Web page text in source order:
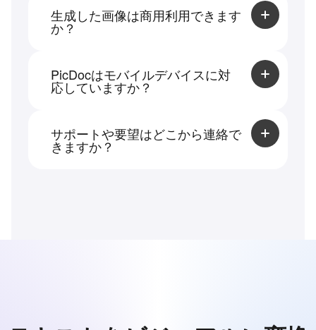
生成した画像は商用利用できます
か？
ユーザーの商用利用が許可されています。
PicDocはモバイルデバイスに対
応していますか？
用をおすすめします。
サポートや要望はどこから連絡で
きますか？